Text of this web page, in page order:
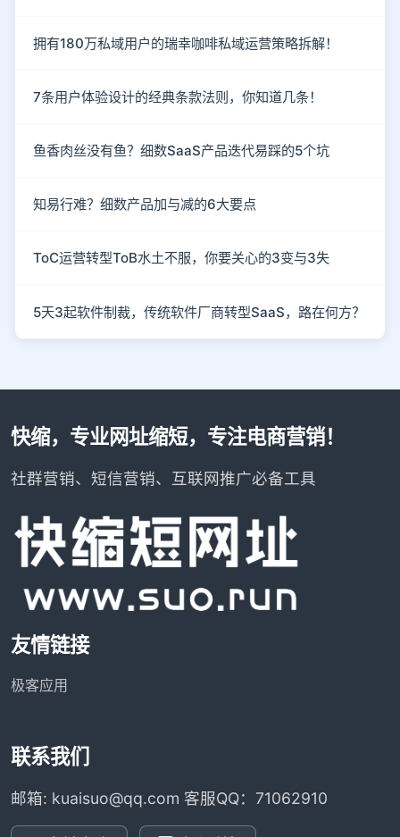
拥有180万私域用户的瑞幸咖啡私域运营策略拆解！
7条用户体验设计的经典条款法则，你知道几条！
鱼香肉丝没有鱼？细数SaaS产品迭代易踩的5个坑
知易行难？细数产品加与减的6大要点
ToC运营转型ToB水土不服，你要关心的3变与3失
5天3起软件制裁，传统软件厂商转型SaaS，路在何方？
快缩，专业网址缩短，专注电商营销！
社群营销、短信营销、互联网推广必备工具
友情链接
极客应用
联系我们
邮箱: kuaisuo@qq.com 客服QQ：71062910